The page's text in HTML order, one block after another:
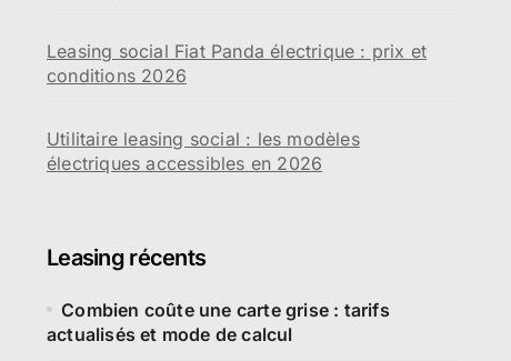
Leasing social Fiat Panda électrique : prix et
conditions 2026
Utilitaire leasing social : les modèles
électriques accessibles en 2026
Leasing récents
Combien coûte une carte grise : tarifs
actualisés et mode de calcul